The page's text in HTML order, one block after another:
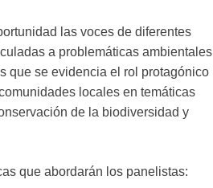
las voces de diferentes
a problemáticas ambientales
que se evidencia el rol protagónico
locales en temáticas
de la biodiversidad y
que abordarán los panelistas: